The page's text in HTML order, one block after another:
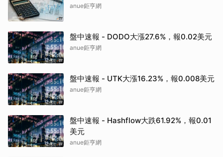
anue鉅亨網
盤中速報 - DODO大漲27.6%，報0.02美元
anue鉅亨網
盤中速報 - UTK大漲16.23%，報0.008美元
anue鉅亨網
盤中速報 - Hashflow大跌61.92%，報0.01
美元
anue鉅亨網